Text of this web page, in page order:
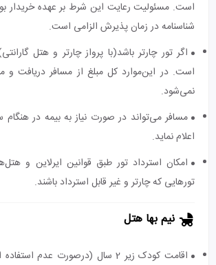
است. مسئولیت رعایت این شرط بر عهده خریدار
شناسنامه در زمان پذیرش الزامی است.
اگر تور چارتر باشد(با پرواز چارتر و هتل
است. در این‌موارد کل مبلغ از مسافر دریافت و
نمی‌شود.
مسافر می‌تواند در صورت نیاز به بیمه در هنگام
اعلام نماید.
امکان استرداد تور طبق قوانین ایرلاین و
تورهایی که چارتر و غیر قابل استرداد باشند.
نیم بها هتل
اقامت کودک زیر 2 سال (درصورت عدم